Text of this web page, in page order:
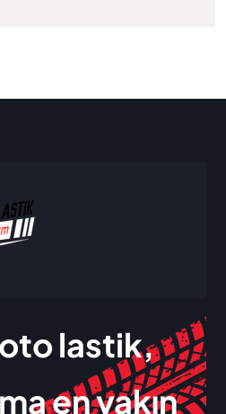
lastik,
en yakın